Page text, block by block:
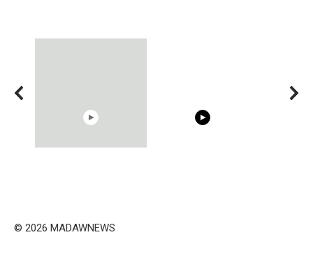
© 2026 MADAWNEWS